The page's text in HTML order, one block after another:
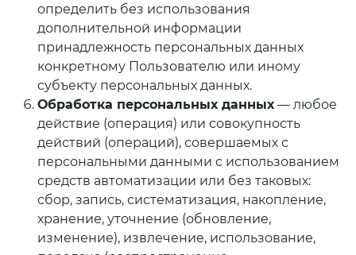
определить без использования
дополнительной информации
принадлежность персональных данных
конкретному Пользователю или иному
субъекту персональных данных.
Обработка персональных данных— любое
действие (операция) или совокупность
действий (операций), совершаемых с
персональными данными с использованием
средств автоматизации или без таковых:
сбор, запись, систематизация, накопление,
хранение, уточнение (обновление,
изменение), извлечение, использование,